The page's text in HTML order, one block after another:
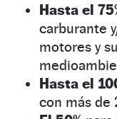
Hasta el
carburante
motores y
Hasta el
con más de